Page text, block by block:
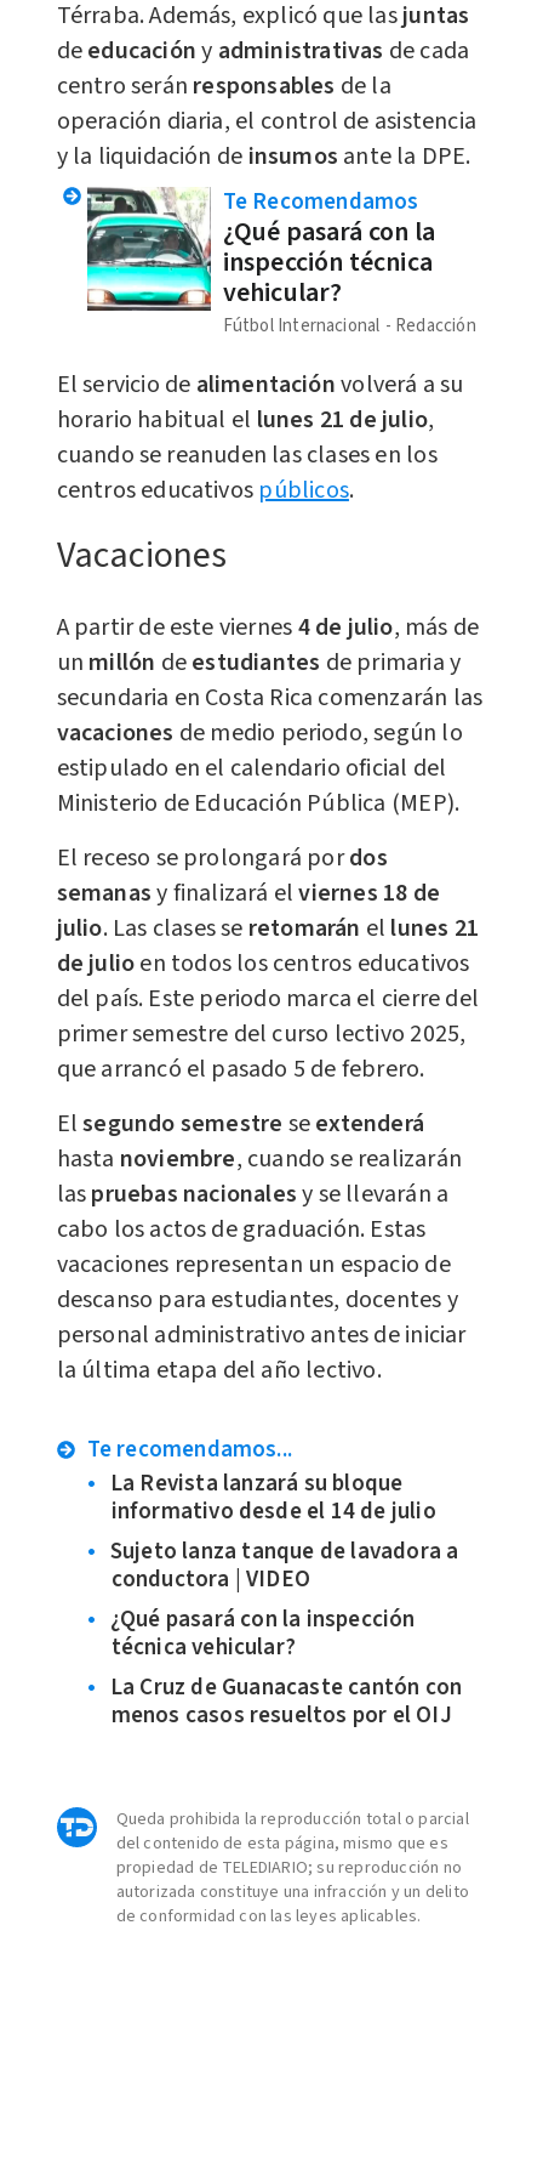
Térraba. Además, explicó que lasjuntas
deeducacióny administrativas de cada
centro serán responsables de la
operación diaria, el control de asistencia
y la liquidación de insumos ante la DPE.
Te Recomendamos
¿Qué pasará con la
inspección técnica
vehicular?
Fútbol Internacional Redacción
El servicio de alimentaciónvolverá a su
horario habitual el lunes 21 de julio,
cuando se reanuden las clases en los
centros educativos públicos.
Vacaciones
A partir de este viernes4 de julio, más de
un millón deestudiantes de primaria y
secundaria en Costa Rica comenzarán las
vacaciones de medio periodo, según lo
estipulado en el calendario oficial del
Ministerio de Educación Pública (MEP).
El receso se prolongará pordos
semanasy finalizará elviernes 18 de
julio. Las clases se retomarán el lunes 21
de julioen todos los centros educativos
del país. Este periodo marca el cierre del
primer semestre del curso lectivo 2025,
que arrancó el pasado 5 de febrero.
Elsegundosemestre seextenderá
hasta noviembre, cuando se realizarán
laspruebas nacionalesy se llevarán a
cabo los actos de graduación. Estas
vacaciones representan un espacio de
descanso para estudiantes, docentes y
personal administrativo antes de iniciar
la última etapa del año lectivo.
Te recomendamos...
La Revista lanzará su bloque
informativo desde el 14 de julio
Sujeto lanza tanque de lavadora a
conductora | VIDEO
¿Qué pasará con la inspección
técnica vehicular?
La Cruz de Guanacaste cantón con
menos casos resueltos por el OIJ
Queda prohibida la reproducción total o parcial
del contenido de esta página, mismo que es
propiedad de TELEDIARIO; su reproducción no
autorizada constituye una infracción y un delito
de conformidad con las leyes aplicables.